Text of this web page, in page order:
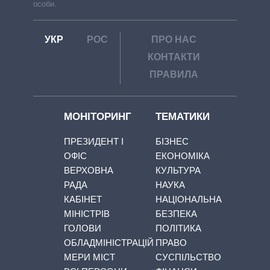
особи.
УКР РОС
ПРО НАС
КОНТАКТИ
ПРАВИЛА
МОНІТОРИНГ
ПРЕЗИДЕНТ І
ОФІС
ВЕРХОВНА
РАДА
КАБІНЕТ
МІНІСТРІВ
ГОЛОВИ
ОБЛАДМІНІСТРАЦІЙ
МЕРИ МІСТ
ТЕМАТИКИ
БІЗНЕС
ЕКОНОМІКА
КУЛЬТУРА
НАУКА
НАЦІОНАЛЬНА
БЕЗПЕКА
ПОЛІТИКА
ПРАВО
СУСПІЛЬСТВО